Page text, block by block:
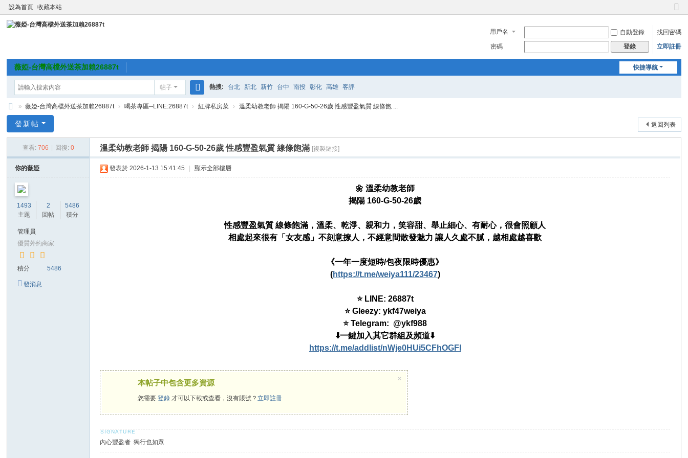
設為首頁 收藏本站
切
到
窄
用戶名 自動登錄
找回密碼
密碼
登錄 立即註冊
快捷導航
薇婭-台灣高檔外送茶加賴26887t
帖子
搜
熱搜: 台北 新北 新竹 台中 南投 彰化 高雄 客評
薇
婭
台
灣
高
» 薇婭-台灣高檔外送茶加賴26887t › 喝茶專區--LINE:26887t › 紅牌私房菜 › 溫柔幼教老師 揭陽 160-G-50-26歲 性感豐盈氣質 線條飽 ...
返回列表
發新帖
查看: 706 回復: 0 溫柔幼教老師 揭陽 160-G-50-26歲 性感豐盈氣質 線條飽滿 [複製鏈接]
你的薇婭
1493
主題
2
回帖
5486
積分
管理員
優質外約商家
積分 5486
發消息
發表於 2026-1-13 15:41:45 顯示全部樓層
🌼 溫柔幼教老師
揭陽 160-G-50-26歲
性感豐盈氣質 線條飽滿，溫柔、乾淨、親和力，笑容甜、舉止細心、有耐心，很會照顧人
相處起來很有「女友感」不刻意撩人，不經意間散發魅力 讓人久處不膩，越相處越喜歡
《一年一度短時/包夜限時優惠》
(https://t.me/weiya111/23467)
⭐ LINE: 26887t
⭐ Gleezy: ykf47weiya
⭐ Telegram: @ykf988
⬇️一鍵加入其它群組及頻道⬇️
https://t.me/addlist/nWje0HUi5CFhOGFl
本帖子中包含更多資源
您需要登錄 才可以下載或查看，沒有賬號？立即註冊
×
內心豐盈者 獨行也如眾